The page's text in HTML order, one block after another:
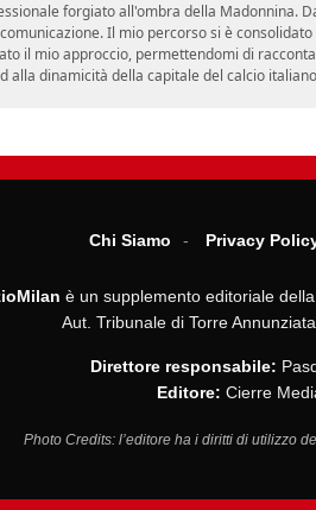
forgiato all'ombra della Madonnina.
Il mio percorso si è
il mio approccio, permettendomi di
alla dinamicità della capitale del calcio
Chi Siamo Privacy
è un supplemento editoriale
Aut. Tribunale di Torre
Direttore responsabile:
Editore: Cierre
Photo Credits: l’editore ha i diritti di utilizzo